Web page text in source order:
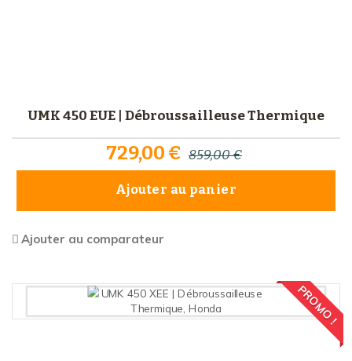
UMK 450 EUE | Débroussailleuse Thermique
729,00 € 859,00 €
Ajouter au panier
Ajouter au comparateur
PROMO !